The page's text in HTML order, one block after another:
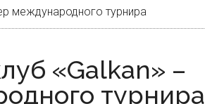
международного турнира
«Galkan» –
турнира